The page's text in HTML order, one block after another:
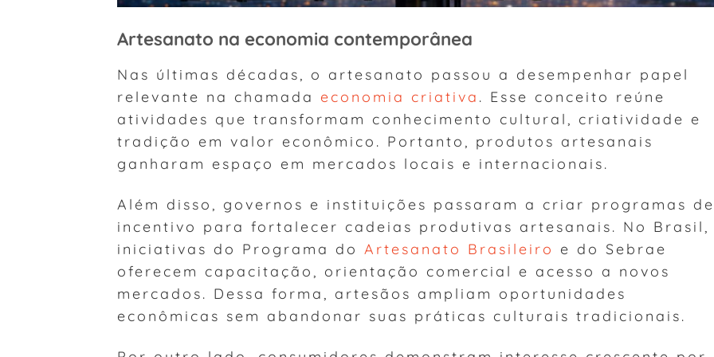
Artesanato na economia contemporânea
Nas últimas décadas, o artesanato passou a desempenhar papel
relevante na chamada economia criativa . Esse conceito reúne
atividades que transformam conhecimento cultural, criatividade e
tradição em valor econômico. Portanto, produtos artesanais
ganharam espaço em mercados locais e internacionais.
Além disso, governos e instituições passaram a criar programas de
incentivo para fortalecer cadeias produtivas artesanais. No Brasil,
iniciativas do Programa do Artesanato Brasileiro e do Sebrae
oferecem capacitação, orientação comercial e acesso a novos
mercados. Dessa forma, artesãos ampliam oportunidades
econômicas sem abandonar suas práticas culturais tradicionais.